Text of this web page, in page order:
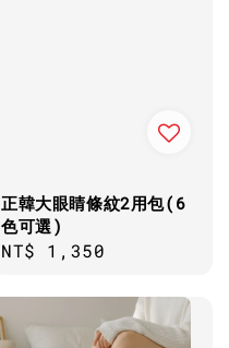
正韓大眼睛條紋2用包(6
色可選)
Regular
NT$ 1,350